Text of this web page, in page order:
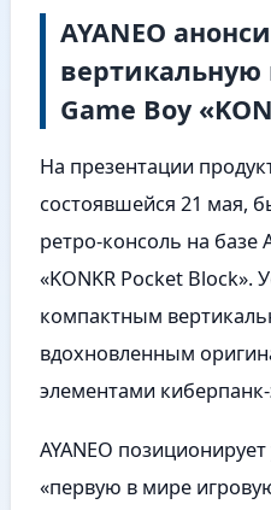
AYANEO
вертикальную
Game Boy
На презентации
состоявшейся 21 мая,
ретро-консоль на
«KONKR Pocket Block».
компактным
вдохновленным
элементами киберпанк-
AYANEO
«первую в мире